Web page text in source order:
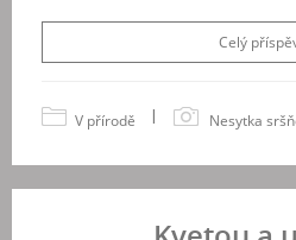
Celý
V přírodě | Nesytka